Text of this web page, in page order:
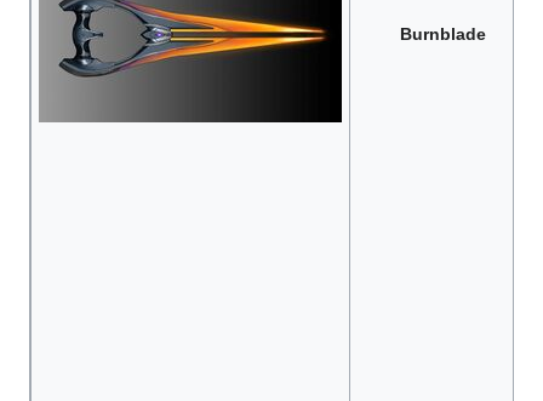
Burnblade